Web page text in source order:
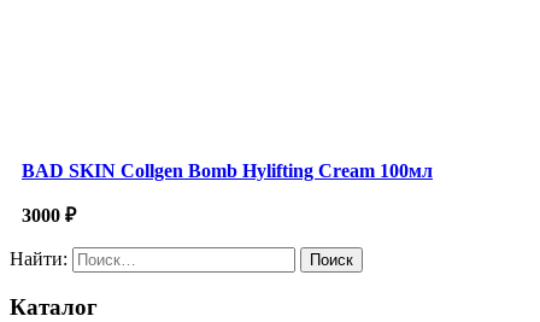
BAD SKIN Collgen Bomb Hylifting Cream 100мл
3000 ₽
Найти:
Каталог